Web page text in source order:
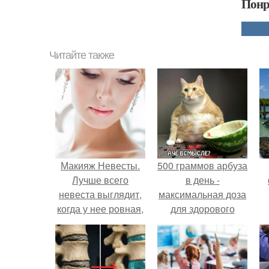
Читайте также
Макияж Невесты.
Лучше всего
невеста выглядит,
когда у нее ровная,
естественно
выглядящая кожа.
500 граммов арбуза
в день -
максимальная доза
для здорового
взрослого,
предупредили
врачи.